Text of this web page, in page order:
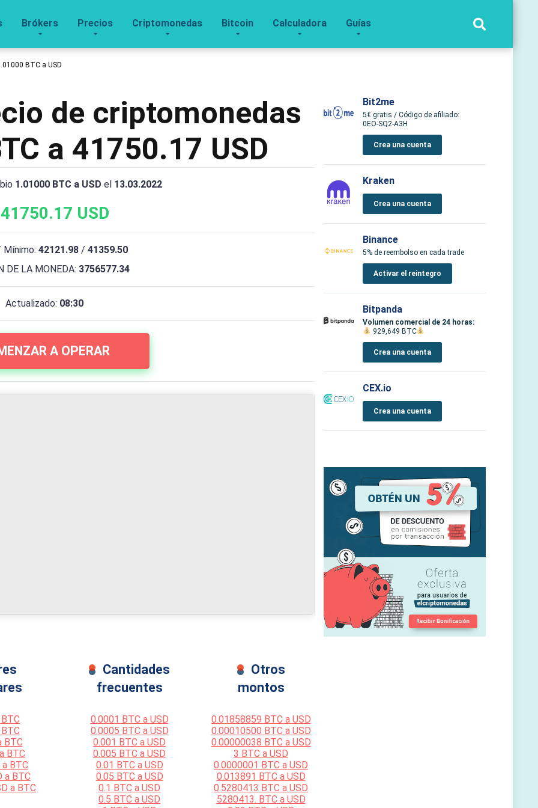
Brókers Precios Criptomonedas Bitcoin Calculadora Guías
BTC a USD
de criptomonedas
a 41750.17 USD
1.01000 BTC a USD el 13.03.2022
USD
42121.98/ 41359.50
DE LA MONEDA: 3756577.34
Actualizado: 08:30
A OPERAR
BTC
BTC
BTC
a BTC
a BTC
Cantidades
frecuentes
0.0001 BTC a USD
0.0005 BTC a USD
0.001 BTC a USD
0.005 BTC a USD
0.01 BTC a USD
0.05 BTC a USD
0.1 BTC a USD
0.5 BTC a USD
Otros
montos
0.01858859 BTC a USD
0.00010500 BTC a USD
0.00000038 BTC a USD
3 BTC a USD
0.0000001 BTC a USD
0.013891 BTC a USD
0.5280413 BTC a USD
5280413. BTC a USD
Bit2me
5€ gratis / Código de afiliado:
0EO-SQ2-A3H
Crea una cuenta
Kraken
Crea una cuenta
Binance
5% de reembolso en cada trade
Activar el reintegro
Bitpanda
Volumen comercial de 24 horas:
929,649 BTC
Crea una cuenta
CEX.io
Crea una cuenta